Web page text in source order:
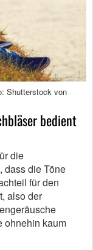
Shutterstock von
bedient
die
dass die Töne
für den
also der
ohnehin kaum